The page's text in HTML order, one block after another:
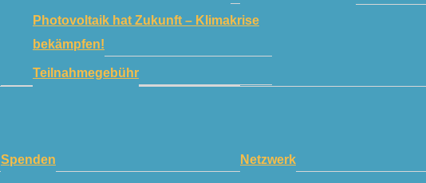
Photovoltaik hat Zukunft – Klimakrise
bekämpfen!
Teilnahmegebühr
Spenden Netzwerk